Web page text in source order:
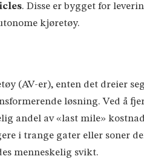
. Disse er bygget for
kjøretøy.
(AV-er), enten det dreier
løsning. Ved å
andel av «last mile»
i trange gater eller soner
menneskelig svikt.